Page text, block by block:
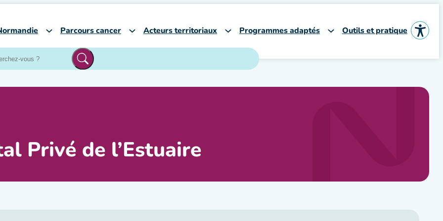
Parcours cancer Acteurs territoriaux Programmes adaptés Outils et pratique
Privé de l’Estuaire